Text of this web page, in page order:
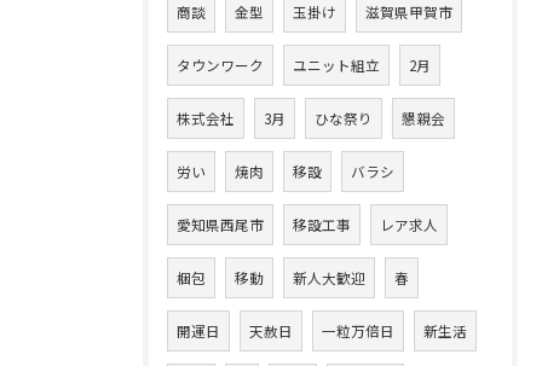
商談 金型 玉掛け 滋賀県甲賀市
タウンワーク ユニット組立 2月
株式会社 3月 ひな祭り 懇親会
労い 焼肉 移設 バラシ
愛知県西尾市 移設工事 レア求人
梱包 移動 新人大歓迎 春
開運日 天赦日 一粒万倍日 新生活